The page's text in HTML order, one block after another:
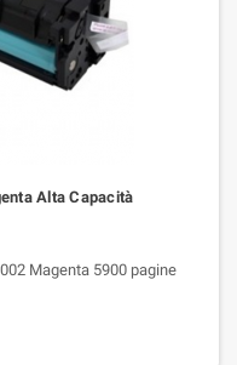
Alta Capacità
Magenta 5900 pagine